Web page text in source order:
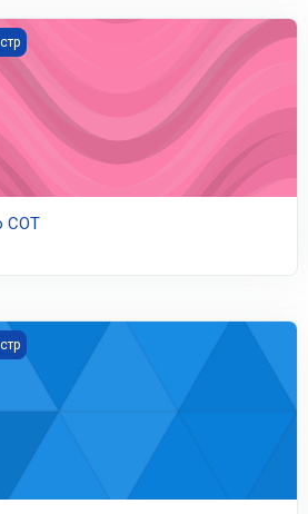
СОТ
засади дипломатичної діяльності